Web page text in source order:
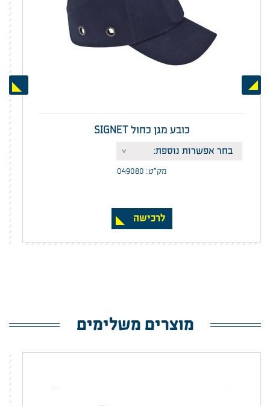
Previous
כובע מגן כחול SIGNET
מק”ט: 049080
לרכישה
Next
מוצרים משלימים